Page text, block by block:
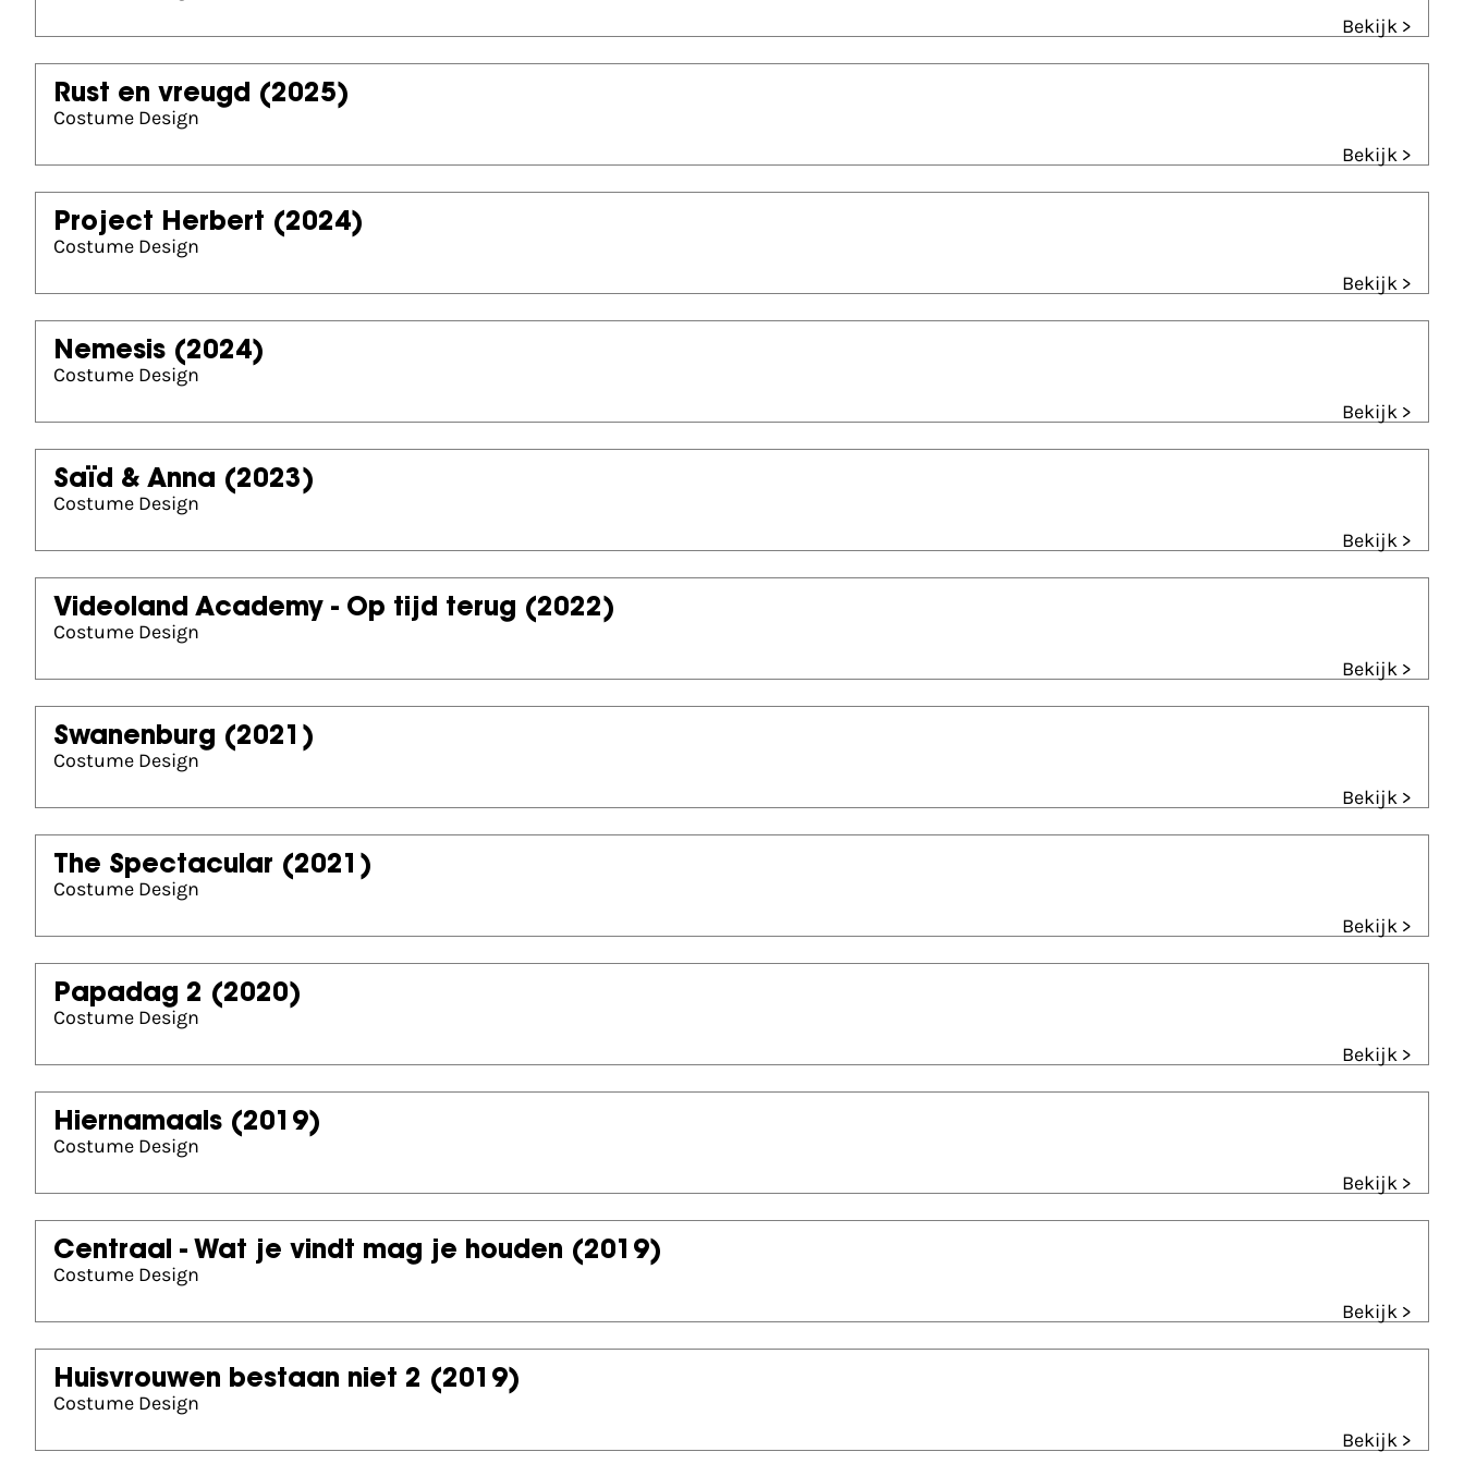
Bekijk >
Rust en vreugd (2025)
Costume Design
Bekijk >
Project Herbert (2024)
Costume Design
Bekijk >
Nemesis (2024)
Costume Design
Bekijk >
Saïd & Anna (2023)
Costume Design
Bekijk >
Videoland Academy - Op tijd terug (2022)
Costume Design
Bekijk >
Swanenburg (2021)
Costume Design
Bekijk >
The Spectacular (2021)
Costume Design
Bekijk >
Papadag 2 (2020)
Costume Design
Bekijk >
Hiernamaals (2019)
Costume Design
Bekijk >
Centraal - Wat je vindt mag je houden (2019)
Costume Design
Bekijk >
Huisvrouwen bestaan niet 2 (2019)
Costume Design
Bekijk >